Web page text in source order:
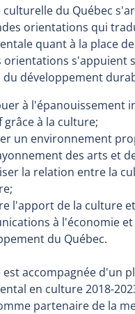
culturelle du Québec
orientations qui
quant à la place
orientations s'appuient
développement
à l'épanouissement
grâce à la culture;
un environnement
des arts et
la relation entre la
l'apport de la culture
à l'économie et
du Québec.
est accompagnée d'un
en culture 2018-
partenaire de la